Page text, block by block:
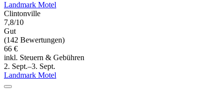
Landmark Motel
Clintonville
7,8/10
Gut
(142 Bewertungen)
66 €
inkl. Steuern & Gebühren
2. Sept.–3. Sept.
Landmark Motel